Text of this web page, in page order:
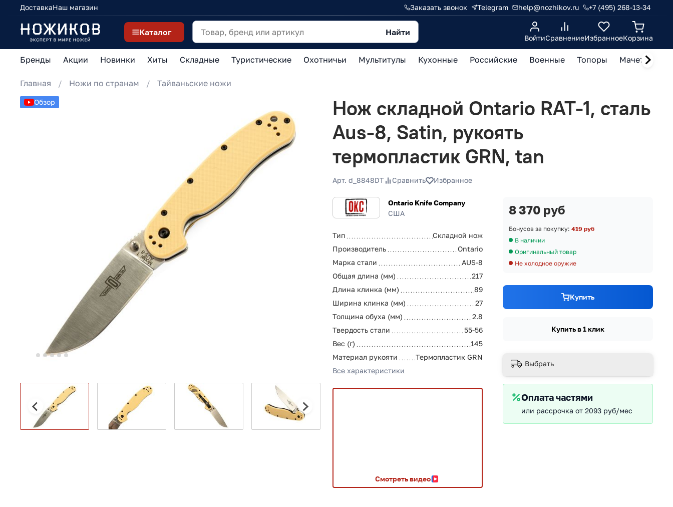
ДоставкаНаш магазин Заказать звонок Telegram help@nozhikov.ru +7 (495) 268-13-34
Каталог Найти
ВойтиСравнениеИзбранноеКорзина
Бренды Акции Новинки Хиты Складные Туристические Охотничьи Мультитулы Кухонные Российские Военные Топоры Мачете,
Главная Ножи по странам Тайваньские ножи
Обзор
Нож складной Ontario RAT-1, сталь
Aus-8, Satin, рукоять
термопластик GRN, tan
Арт. d_8848DT Сравнить Избранное
Ontario Knife Company
США
Тип
Складной нож
Производитель
Ontario
Марка стали
AUS-8
Общая длина (мм)
217
Длина клинка (мм)
89
Ширина клинка (мм)
27
Толщина обуха (мм)
2.8
Твердость стали
55-56
Вес (г)
145
Материал рукояти
Термопластик GRN
Все характеристики
Смотреть видео
8 370 руб
Бонусов за покупку: 419 руб
В наличии
Оригинальный товар
Не холодное оружие
Купить
Купить в 1 клик
Выбрать
Оплата частями
или рассрочка от 2093 руб/мес